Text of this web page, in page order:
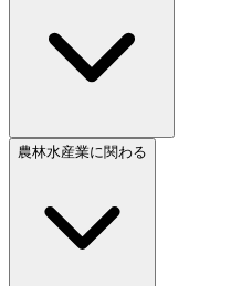
農林水産業に関わる